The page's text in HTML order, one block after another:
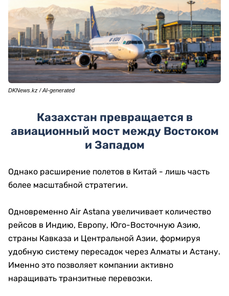
DKNews.kz / AI-generated
Казахстан превращается в
авиационный мост между Востоком
и Западом
Однако расширение полетов в Китай - лишь часть
более масштабной стратегии.
Одновременно Air Astana увеличивает количество
рейсов в Индию, Европу, Юго-Восточную Азию,
страны Кавказа и Центральной Азии, формируя
удобную систему пересадок через Алматы и Астану.
Именно это позволяет компании активно
наращивать транзитные перевозки.